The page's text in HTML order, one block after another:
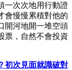
一次次地用行動證
會慢慢累積對他的
開河地開一堆空頭
票，自然不會投資
初次見面就識破對